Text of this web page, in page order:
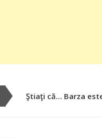
Ştiaţi că… Barza